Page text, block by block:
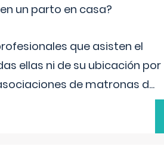
un parto en casa?
que asisten el
ellas ni de su ubicación por
de matronas d...